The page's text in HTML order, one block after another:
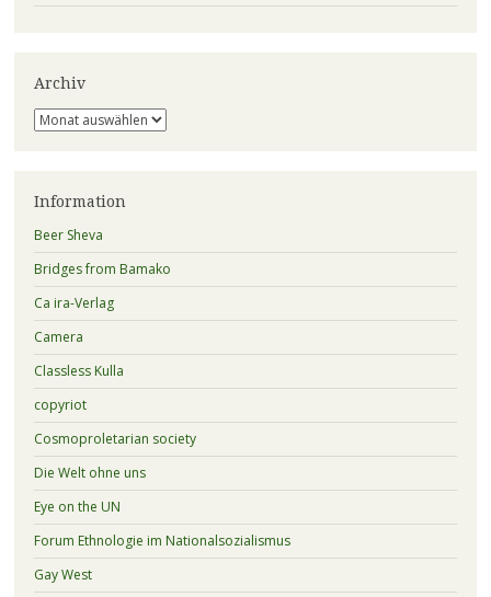
Archiv
Archiv
Information
Beer Sheva
Bridges from Bamako
Ca ira-Verlag
Camera
Classless Kulla
copyriot
Cosmoproletarian society
Die Welt ohne uns
Eye on the UN
Forum Ethnologie im Nationalsozialismus
Gay West